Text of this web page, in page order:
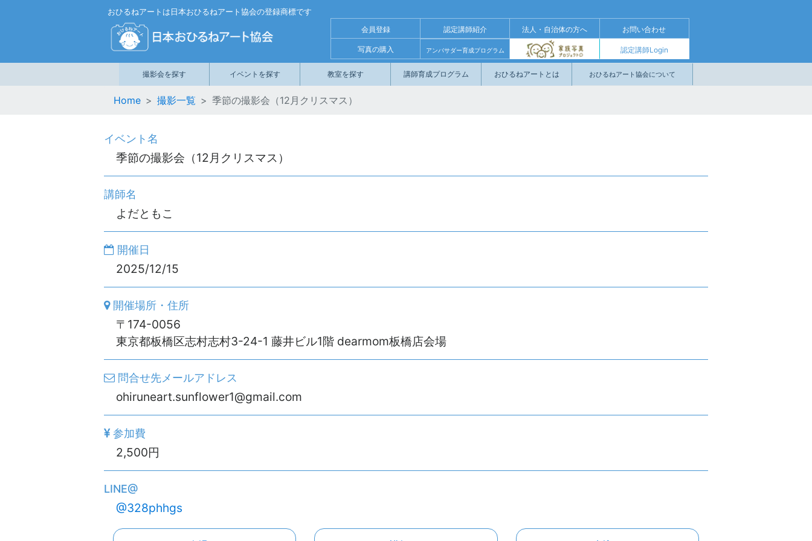
おひるねアートは日本おひるねアート協会の登録商標です
会員登録
認定講師紹介 法⼈・自治体の⽅へ お問い合わせ
写真の購入 アンバサダー育成プログラム 認定講師Login
撮影会を探す イベントを探す 教室を探す 講師育成プログラム おひるねアートとは おひるねアート協会について
Home 撮影一覧 季節の撮影会（12月クリスマス）
イベント名
季節の撮影会（12月クリスマス）
講師名
よだともこ
開催日
2025/12/15
開催場所・住所
〒174-0056
東京都板橋区志村志村3-24-1 藤井ビル1階 dearmom板橋店会場
問合せ先メールアドレス
ohiruneart.sunflower1@gmail.com
参加費
2,500円
LINE@
@328phhgs